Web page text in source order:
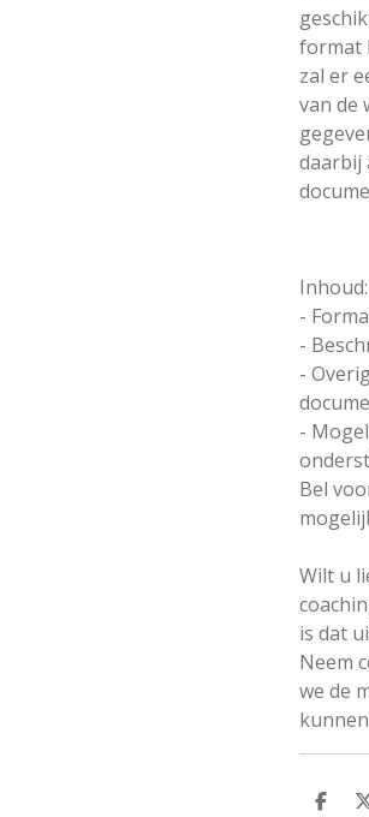
format
zal er
van de
daarbij
Inhoud:
-
-
-
-
Bel
Wilt u
is dat
Neem
we de
D